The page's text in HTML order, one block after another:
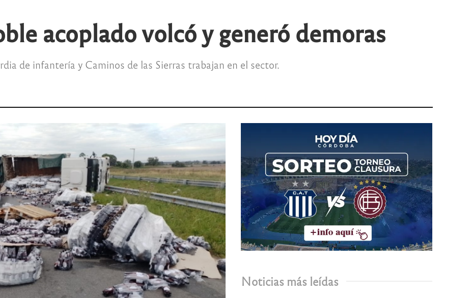
acoplado volcó y generó demoras
de infantería y Caminos de las Sierras trabajan en el sector.
Noticias más leídas